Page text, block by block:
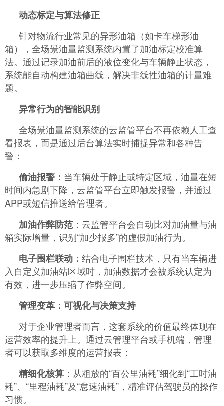
动态标定与算法修正
针对物流行业常见的异形油箱（如卡车梯形油
箱），全场景油量监测系统内置了加油标定校准算
法。通过记录加油前后的液位变化与车辆静止状态，
系统能自动构建油箱曲线，解决非线性油箱的计量难
题。
异常行为的智能识别
全场景油量监测系统的云监管平台不再依赖人工查
看报表，而是通过后台算法实时捕捉异常和各种告
警：
偷油报警： 当车辆处于静止或特定区域，油量在短
时间内急剧下降，云监管平台立即触发报警，并通过
APP或短信推送给管理者。
加油作弊防范：云监管平台会自动比对加油量与油
箱实际增量，识别“加少报多”的虚假加油行为。
电子围栏联动： 结合电子围栏技术，只有当车辆进
入自定义加油站区域时，加油数据才会被系统认定为
有效，进一步压缩了作弊空间。
管理变革：可视化与决策支持
对于企业管理者而言，这套系统的价值最终体现在
运营效率的提升上。通过云管理平台或手机端，管理
者可以获取多维度的运营报表：
精细化核算 ：从粗放的“百公里油耗”细化到“工时油
耗”、“里程油耗”及“怠速油耗”，精准评估驾驶员的操作
习惯。